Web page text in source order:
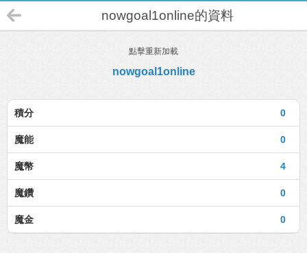
nowgoal1online的資料
點擊重新加載
nowgoal1online
0
積分
0
魔能
4
魔幣
0
魔鑽
0
魔金